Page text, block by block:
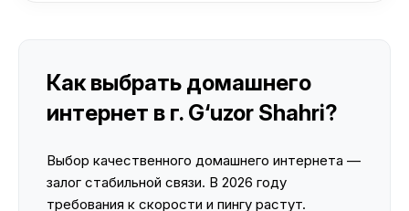
Как выбрать домашнего
интернет в г. G‘uzor Shahri?
Выбор качественного домашнего интернета —
залог стабильной связи. В 2026 году
требования к скорости и пингу растут.